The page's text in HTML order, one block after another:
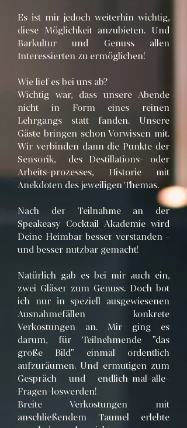
Es ist mir jedoch weiterhin wichtig,
diese Möglichkeit anzubieten. Und
Barkultur und Genuss allen
Interessierten zu ermöglichen!
Wie lief es bei uns ab?
Wichtig war, dass unsere Abende
nicht in Form eines reinen
Lehrgangs statt fanden. Unsere
Gäste bringen schon Vorwissen mit.
Wir verbinden dann die Punkte der
Sensorik, des Destillations- oder
Arbeits-prozesses, Historie mit
Anekdoten des jeweiligen Themas.
Nach der Teilnahme an der
Speakeasy Cocktail Akademie wird
Deine Heimbar besser verstanden -
und besser nutzbar gemacht!
Natürlich gab es bei mir auch ein,
zwei Gläser zum Genuss. Doch bot
ich nur in speziell ausgewiesenen
Ausnahmefällen konkrete
Verkostungen an. Mir ging es
darum, für Teilnehmende "das
große Bild" einmal ordentlich
aufzuräumen. Und ermutigen zum
Gespräch und endlich-mal-alle-
Fragen-loswerden!
Breite Verkostungen mit
anschließendem Taumel erlebte